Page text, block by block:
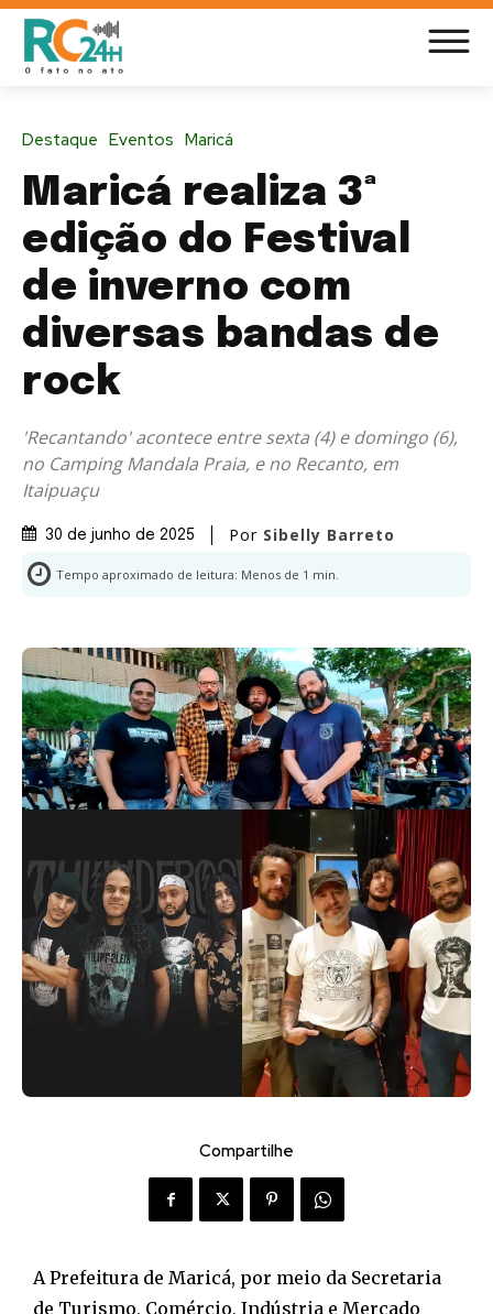
Destaque Eventos Maricá
Maricá realiza 3ª
edição do Festival
de inverno com
diversas bandas de
rock
'Recantando' acontece entre sexta (4) e domingo (6),
no Camping Mandala Praia, e no Recanto, em
Itaipuaçu
30 de junho de 2025 Por Sibelly Barreto
Tempo aproximado de leitura: Menos de 1 min.
Compartilhe
A Prefeitura de Maricá, por meio da Secretaria
de Turismo, Comércio, Indústria e Mercado